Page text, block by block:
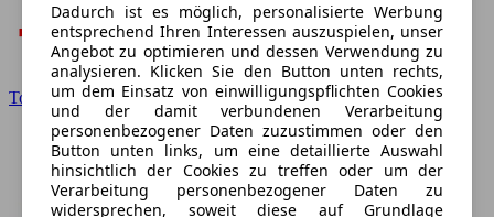
Toyota
Dadurch ist es möglich, personalisierte Werbung
entsprechend Ihren Interessen auszuspielen, unser
Angebot zu optimieren und dessen Verwendung zu
analysieren. Klicken Sie den Button unten rechts,
um dem Einsatz von einwilligungspflichten Cookies
und der damit verbundenen Verarbeitung
personenbezogener Daten zuzustimmen oder den
Button unten links, um eine detaillierte Auswahl
hinsichtlich der Cookies zu treffen oder um der
Verarbeitung personenbezogener Daten zu
widersprechen, soweit diese auf Grundlage